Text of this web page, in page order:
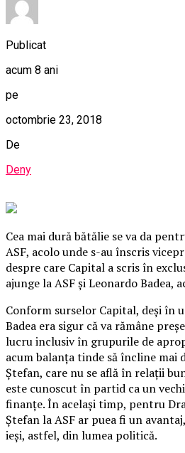
Publicat
acum 8 ani
pe
octombrie 23, 2018
De
Deny
Cea mai dură bătălie se va da
ASF, acolo unde s-au înscris
despre care Capital a scris în
ajunge la ASF şi Leonardo Badea,
Conform surselor Capital, deşi în
Badea era sigur că va rămâne
lucru inclusiv în grupurile de
acum balanţa tinde să încline mai
Ștefan, care nu se află în relaţii
este cunoscut în partid ca un
finanţe.În acelaşi timp, pentru
Ștefan la ASF ar puea fi un
ieşi, astfel, din lumea politică.